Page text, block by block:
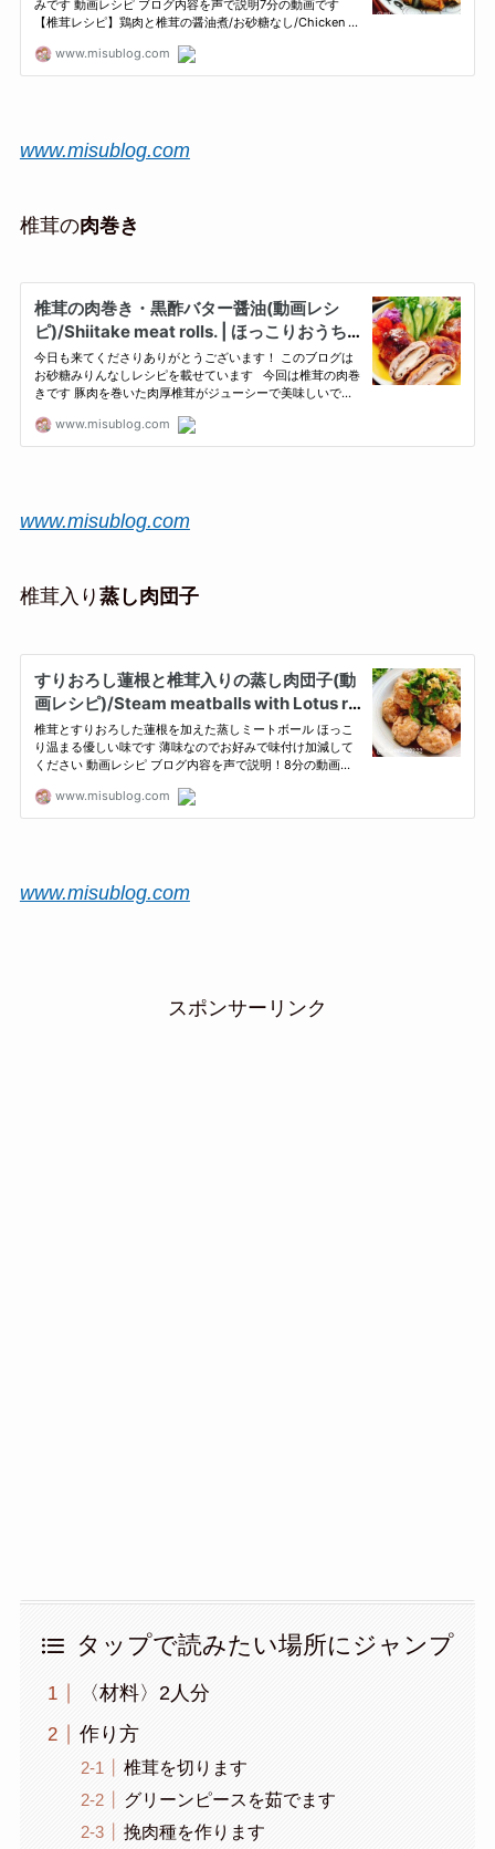
www.misublog.com
椎茸の肉巻き
www.misublog.com
椎茸入り 蒸し肉団子
www.misublog.com
スポンサーリンク
タップで読みたい場所にジャンプ
〈材料〉2人分
作り方
椎茸を切ります
グリーンピースを茹でます
挽肉種を作ります